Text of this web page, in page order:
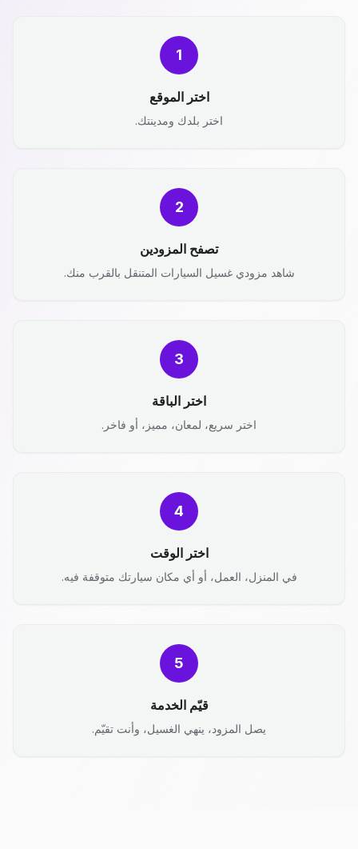
1
اختر الموقع
اختر بلدك ومدينتك.
2
تصفح المزودين
شاهد مزودي غسيل السيارات المتنقل بالقرب منك.
3
اختر الباقة
اختر سريع، لمعان، مميز، أو فاخر.
4
اختر الوقت
في المنزل، العمل، أو أي مكان سيارتك متوقفة فيه.
5
قيّم الخدمة
يصل المزود، ينهي الغسيل، وأنت تقيّم.